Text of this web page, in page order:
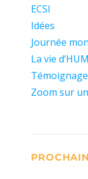
ECSI
Idées
Journée
La vie
Zoom sur